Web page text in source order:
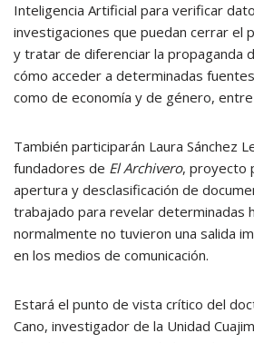
Inteligencia Artificial para verificar
investigaciones que puedan cerrar el
y tratar de diferenciar la propaganda
cómo acceder a determinadas
como de economía y de género,
También participarán Laura Sánchez
fundadores de El Archivero, proyecto
apertura y desclasificación de
trabajado para revelar determinadas
normalmente no tuvieron una salida
en los medios de comunicación.
Estará el punto de vista crítico del
Cano, investigador de la Unidad